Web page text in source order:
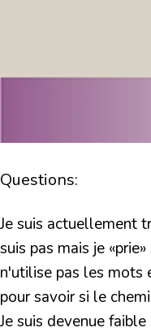
Questions:
Je suis actuellement
suis pas mais je
n'utilise pas les mots
pour savoir si le
Je suis devenue